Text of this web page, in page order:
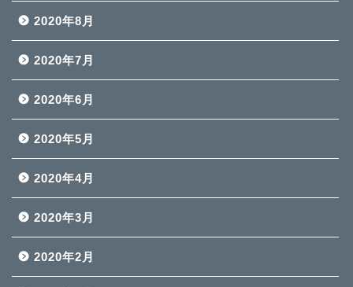
2020年8月
2020年7月
2020年6月
2020年5月
2020年4月
2020年3月
2020年2月